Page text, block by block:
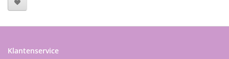
Klantenservice